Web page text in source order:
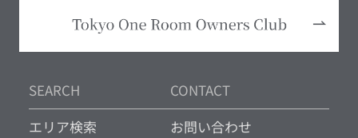
SEARCH
エリア検索
CONTACT
お問い合わせ